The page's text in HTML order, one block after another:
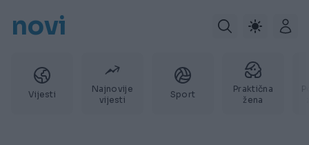
novi
Vijesti
Najnovije
vijesti
Sport
Praktična
žena